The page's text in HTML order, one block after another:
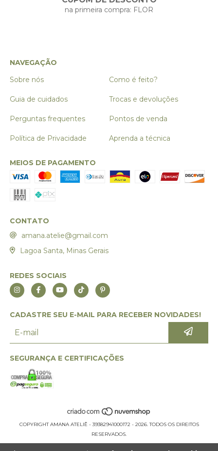
na primeira compra: FLOR
NAVEGAÇÃO
Sobre nós
Como é feito?
Guia de cuidados Trocas e devoluções
Perguntas frequentes Pontos de venda
Política de Privacidade Aprenda a técnica
MEIOS DE PAGAMENTO
CONTATO
amana.atelie@gmail.com
Lagoa Santa, Minas Gerais
REDES SOCIAIS
CADASTRE SEU E-MAIL PARA RECEBER NOVIDADES!
SEGURANÇA E CERTIFICAÇÕES
COPYRIGHT AMANA ATELIÊ - 39382941000172 - 2026. TODOS OS DIREITOS
RESERVADOS.